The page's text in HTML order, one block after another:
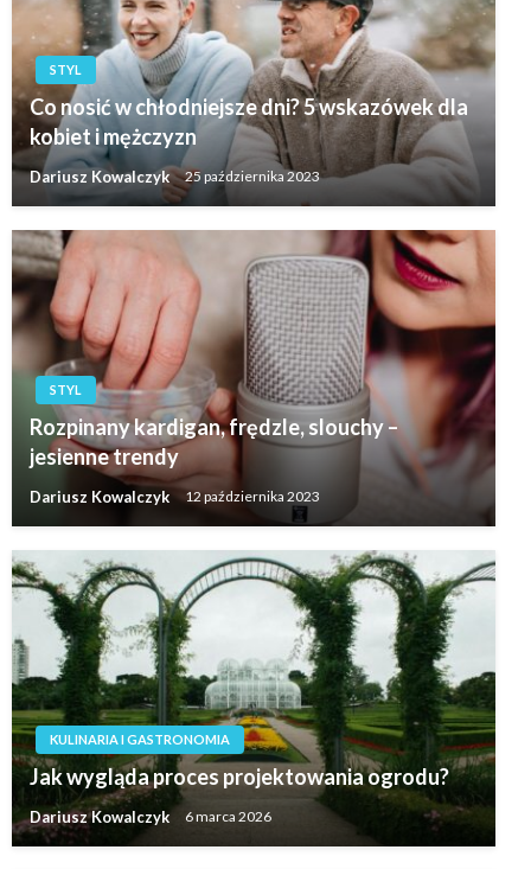
STYL
Co nosić w chłodniejsze dni? 5 wskazówek dla
kobiet i mężczyzn
Dariusz Kowalczyk 25 października 2023
STYL
Rozpinany kardigan, frędzle, slouchy –
jesienne trendy
Dariusz Kowalczyk 12 października 2023
KULINARIA I GASTRONOMIA
Jak wygląda proces projektowania ogrodu?
Dariusz Kowalczyk 6 marca 2026